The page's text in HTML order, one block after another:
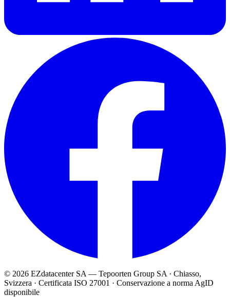
© 2026 EZdatacenter SA — Tepoorten Group SA · Chiasso,
Svizzera · Certificata ISO 27001 · Conservazione a norma AgID
disponibile